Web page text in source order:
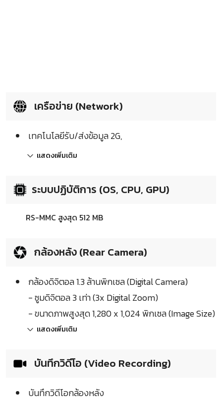
เครือข่าย (Network)
เทคโนโลยีรับ/ส่งข้อมูล 2G,
แสดงเพิ่มเติม
ระบบปฏิบัติการ (OS, CPU, GPU)
RS-MMC สูงสุด 512 MB
กล้องหลัง (Rear Camera)
กล้องดิจิตอล 1.3 ล้านพิกเซล (Digital Camera)
- ซูมดิจิตอล 3 เท่า (3x Digital Zoom)
- ขนาดภาพสูงสุด 1,280 x 1,024 พิกเซล (Image Size)
แสดงเพิ่มเติม
บันทึกวิดีโอ (Video Recording)
บันทึกวิดีโอกล้องหลัง